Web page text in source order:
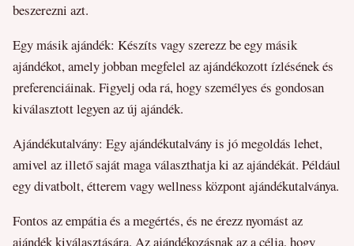
beszerezni azt.
Egy másik ajándék: Készíts vagy szerezz be egy másik
ajándékot, amely jobban megfelel az ajándékozott ízlésének és
preferenciáinak. Figyelj oda rá, hogy személyes és gondosan
kiválasztott legyen az új ajándék.
Ajándékutalvány: Egy ajándékutalvány is jó megoldás lehet,
amivel az illető saját maga választhatja ki az ajándékát. Például
egy divatbolt, étterem vagy wellness központ ajándékutalványa.
Fontos az empátia és a megértés, és ne érezz nyomást az
ajándék kiválasztására. Az ajándékozásnak az a célja, hogy